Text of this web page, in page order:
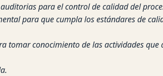
para el control de calidad del
para que cumpla los estándares de
tomar conocimiento de las actividades que